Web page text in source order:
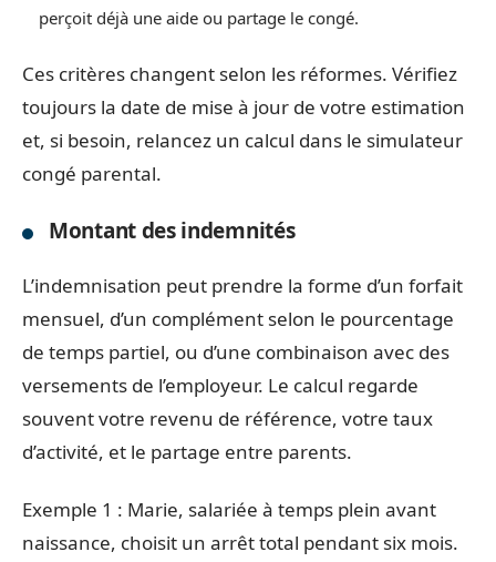
perçoit déjà une aide ou partage le congé.
Ces critères changent selon les réformes. Vérifiez
toujours la date de mise à jour de votre estimation
et, si besoin, relancez un calcul dans le simulateur
congé parental.
Montant des indemnités
L’indemnisation peut prendre la forme d’un forfait
mensuel, d’un complément selon le pourcentage
de temps partiel, ou d’une combinaison avec des
versements de l’employeur. Le calcul regarde
souvent votre revenu de référence, votre taux
d’activité, et le partage entre parents.
Exemple 1 : Marie, salariée à temps plein avant
naissance, choisit un arrêt total pendant six mois.